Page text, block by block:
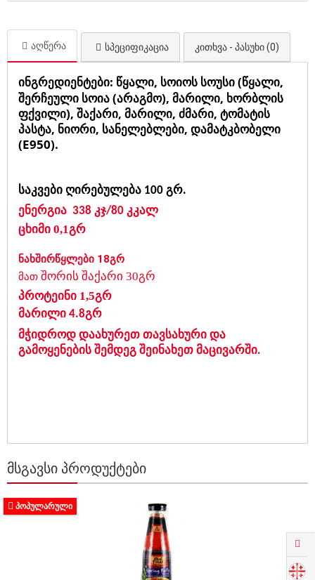
აღწერა სპეციფიკაცია კითხვა - პასუხი (0)
ინგრედიენტები: წყალი, სოიოს სოუსი (წყალი,
შერჩეული სოია (არაგმო), მარილი, ხორბლის
ფქვილი), შაქარი, მარილი, ძმარი, ტომატის
პასტა, ნიორი, სანელებლები, დამატკბობელი
(E950).
საკვები ღირებულება 100 გრ.
ენერგია 338 კჯ/80 კკალ
ცხიმი 0,1გრ
ნახშირწყლები 18გრ
მათ შორის შაქარი 30გრ
პროტეინი 1,5გრ
მარილი 4.8გრ
მჭიდროდ დაახურეთ თავსახური და
გამოყენების შემდეგ შეინახეთ მაცივარში.
ᲛᲡᲒᲐᲕᲡᲘ ᲞᲠᲝᲓᲣᲥᲢᲔᲑᲘ
ᲞᲝᲞᲣᲚᲐᲠᲣᲚᲘ